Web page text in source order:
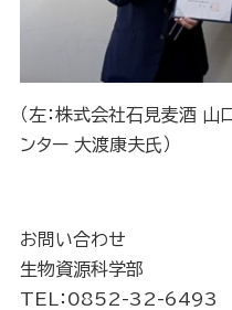
（左：株式会社石見麦酒 山
ンター 大渡康夫氏）
お問い合わせ
生物資源科学部
TEL：0852-32-6493